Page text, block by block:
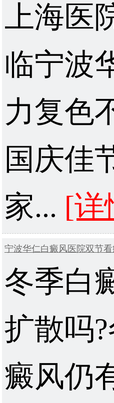
上海医
临宁波
力复色
国庆佳
家... [详
宁波华仁白癜风医院双节看
冬季白
扩散吗
癜风仍